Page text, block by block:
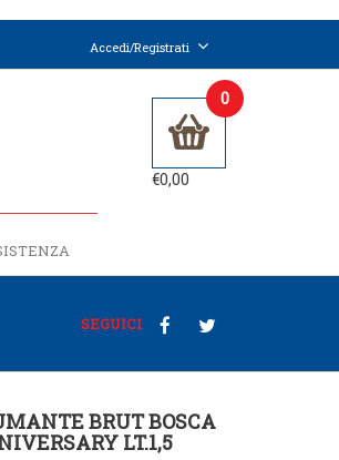
Accedi/Registrati
0
€0,00
SEGUICI
BRUT BOSCA
LT.1,5